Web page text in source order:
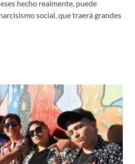
hecho realmente, puede
social, que traerá grandes